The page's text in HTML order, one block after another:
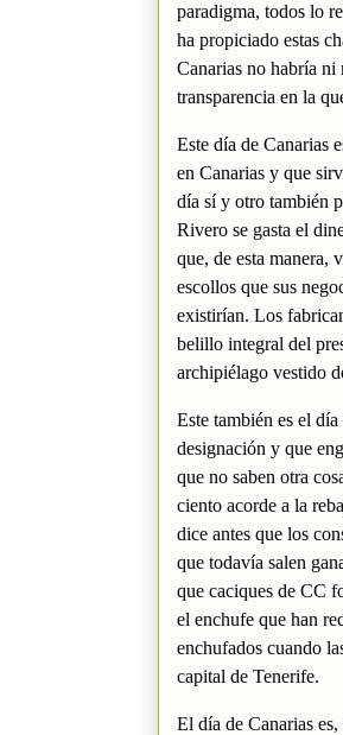
paradigma, todos lo
ha propiciado estas
Canarias no habría ni
transparencia en la
Este día de Canarias
en Canarias y que
día sí y otro también
Rivero se gasta el
que, de esta manera,
escollos que sus
existirían. Los
belillo integral del
archipiélago vestido
Este también es el
designación y que
que no saben otra
ciento acorde a la
dice antes que los
que todavía salen
que caciques de CC
el enchufe que han
enchufados cuando
capital de Tenerife.
El día de Canarias